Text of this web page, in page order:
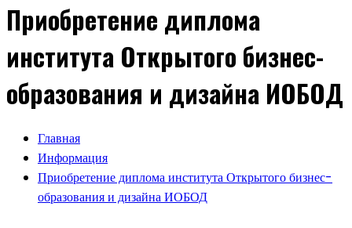
Приобретение диплома
института Открытого бизнес-
образования и дизайна ИОБОД
Главная
Информация
Приобретение диплома института Открытого бизнес-
образования и дизайна ИОБОД